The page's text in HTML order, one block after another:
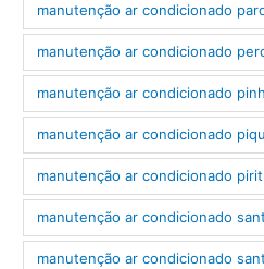
manutenção ar condicionado
manutenção ar condicionado
manutenção ar condicionado
manutenção ar condicionado
manutenção ar condicionado
manutenção ar condicionado
manutenção ar condicionado